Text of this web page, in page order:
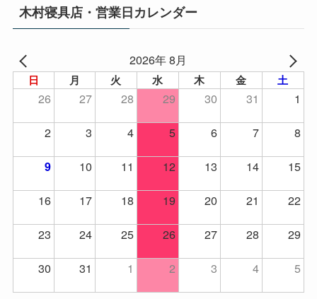
木村寝具店・営業日カレンダー
2026年 8月
日 月 火 水 木 金 土
26 27 28 29 30 31
1
2
3 4 5 6 7 8
9 10 11 12 13 14
15
16
17 18 19 20 21
22
23
24 25 26 27 28
29
30
31 1 2 3 4 5